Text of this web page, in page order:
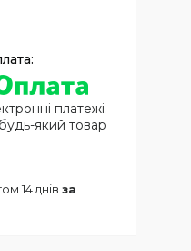
платежі.
який товар
14 днів за